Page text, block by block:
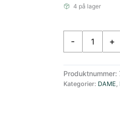
4 på lager
-
Pannebånd
Unisex
Gult
antall
+
Produktnummer:
Kategorier: DAME,